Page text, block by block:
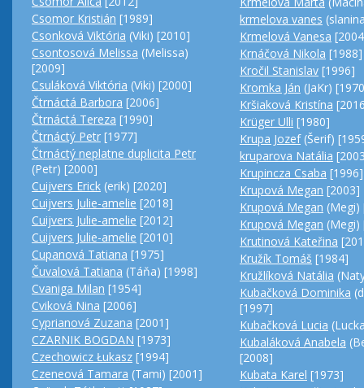
Csomor Kristián [1989]
Csonková Viktória (Viki) [2010]
Csontosová Melissa (Melissa)
[2009]
Csuláková Viktória (Viki) [2000]
Čtrnáctá Barbora [2006]
Čtrnáctá Tereza [1990]
Čtrnáctý Petr [1977]
Čtrnáctý neplatne duplicita Petr
(Petr) [2000]
Cuijvers Erick (erik) [2020]
Cuijvers Julie-amelie [2018]
Cuijvers Julie-amelie [2012]
Cuijvers Julie-amelie [2010]
Cupanová Tatiana [1975]
Čuvalová Tatiana (Táňa) [1998]
Cvaniga Milan [1954]
Cviková Nina [2006]
Cyprianová Zuzana [2001]
CZARNIK BOGDAN [1973]
Czechowicz Łukasz [1994]
Czeneová Tamara (Tami) [2001]
krmelova vanes
Krmelová Vanesa
Krnáčová Nikola [1988]
Kročil Stanislav [1996]
Kromka Ján (JaKr)
Kršiaková Kristína
Krüger Ulli [1980]
Krupa Jozef(Šerif)
kruparova Natália
Krupincza Csaba [1996]
Krupová Megan [2003]
Krupová Megan (Megi)
Krupová Megan (Megi)
Krutinová Kateřina
Kružík Tomáš [1984]
Kružlíková Natália
Kubačková Dominika
[1997]
Kubačková Lucia
Kubaláková Anabela
[2008]
Kubata Karel [1973]